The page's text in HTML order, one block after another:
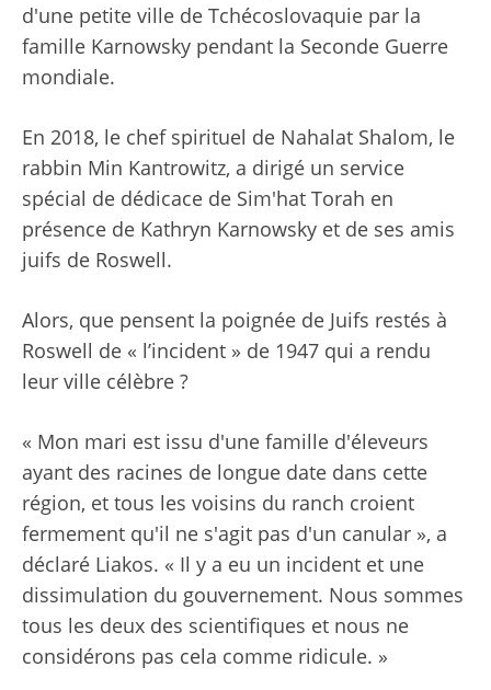
d'une petite ville de Tchécoslovaquie par la
famille Karnowsky pendant la Seconde Guerre
mondiale.
En 2018, le chef spirituel de Nahalat Shalom, le
rabbin Min Kantrowitz, a dirigé un service
spécial de dédicace de Sim'hat Torah en
présence de Kathryn Karnowsky et de ses amis
juifs de Roswell.
Alors, que pensent la poignée de Juifs restés à
Roswell de « l’incident » de 1947 qui a rendu
leur ville célèbre ?
« Mon mari est issu d'une famille d'éleveurs
ayant des racines de longue date dans cette
région, et tous les voisins du ranch croient
fermement qu'il ne s'agit pas d'un canular », a
déclaré Liakos. « Il y a eu un incident et une
dissimulation du gouvernement. Nous sommes
tous les deux des scientifiques et nous ne
considérons pas cela comme ridicule. »